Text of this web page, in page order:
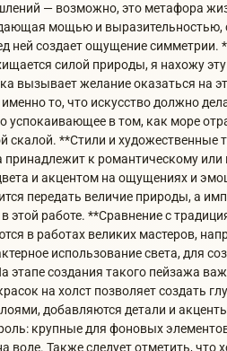
— возможно, это метафора
мощью и выразительностью,
ней создает ощущение
силой природы, я нахожу
вызывает желание оказаться на
то, что искусство должно
успокаивающее в том, как море
скалой. **Стили и художественные
к романтическому
и акцентом на ощущениях и
передать величие природы, а
в этой работе. **Сравнение с
в работах великих мастеров,
использование света, для
этапе создания такого пейзажа
на холст позволяет создать
добавляются детали и
крупные для фоновых
воде. Также следует отметить,